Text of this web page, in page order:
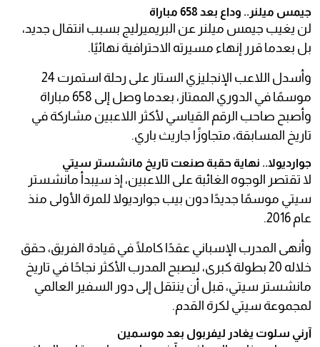
جيمس ميلنر.. وداع بعد 658 مباراة
لن يغيب جيمس ميلنر عن البريميرليج بسبب انتقال جديد،
بل بعدما قرر إنهاء مسيرته الاحترافية نهائيًا.
وأسدل اللاعب الإنجليزي الستار على رحلة استمرت 24
موسمًا في الدوري الممتاز، بعدما وصل إلى 658 مباراة
وأصبح صاحب الرقم القياسي لأكثر اللاعبين مشاركة في
تاريخ المسابقة، متجاوزًا جاريث باري.
جوارديولا.. نهاية حقبة صنعت تاريخ مانشستر سيتي
لا تقتصر الوجوه الغائبة على اللاعبين، إذ سيبدأ مانشستر
سيتي موسمًا جديدًا دون بيب جوارديولا للمرة الأولى منذ
عام 2016.
وأنهى المدرب الإسباني عقدًا كاملًا في قيادة الفريق، حقق
خلاله 20 بطولة كبرى، ليصبح المدرب الأكثر نجاحًا في تاريخ
مانشستر سيتي، قبل أن ينتقل إلى دور السفير العالمي
لمجموعة سيتي لكرة القدم.
آرني سلوت يغادر ليفربول بعد موسمين